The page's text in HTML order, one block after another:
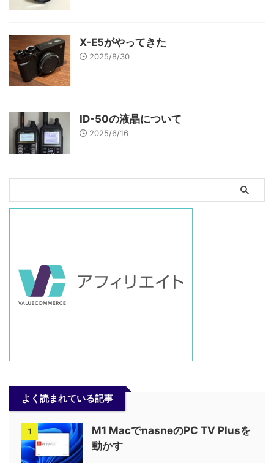
X-E5がやってきた
2025/8/30
ID-50の液晶について
2025/6/16
よく読まれている記事
1
M1 MacでnasneのPC TV Plusを
動かす